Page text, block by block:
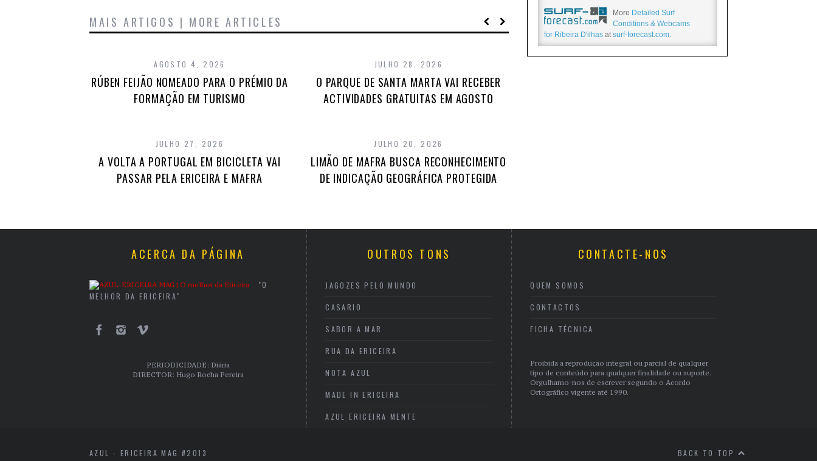
MAIS ARTIGOS | MORE ARTICLES
AGOSTO 4, 2026
RÚBEN FEIJÃO NOMEADO PARA O PRÉMIO DA
FORMAÇÃO EM TURISMO
JULHO 28, 2026
O PARQUE DE SANTA MARTA VAI RECEBER
ACTIVIDADES GRATUITAS EM AGOSTO
JULHO 27, 2026
A VOLTA A PORTUGAL EM BICICLETA VAI
PASSAR PELA ERICEIRA E MAFRA
JULHO 20, 2026
LIMÃO DE MAFRA BUSCA RECONHECIMENTO
DE INDICAÇÃO GEOGRÁFICA PROTEGIDA
More Detailed Surf
Conditions & Webcams
for Ribeira D'ilhas at surf-forecast.com.
ACERCA DA PÁGINA
"O
MELHOR DA ERICEIRA"
PERIODICIDADE: Diária
DIRECTOR: Hugo Rocha Pereira
OUTROS TONS
JAGOZES PELO MUNDO
CASARIO
SABOR A MAR
RUA DA ERICEIRA
NOTA AZUL
MADE IN ERICEIRA
AZUL ERICEIRA MENTE
CONTACTE-NOS
QUEM SOMOS
CONTACTOS
FICHA TÉCNICA
Proibida a reprodução integral ou parcial de qualquer
tipo de conteúdo para qualquer finalidade ou suporte.
Orgulhamo-nos de escrever segundo o Acordo
Ortográfico vigente até 1990.
AZUL - ERICEIRA MAG #2013 BACK TO TOP